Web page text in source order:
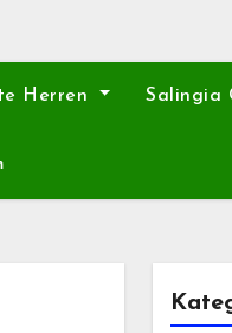
Herren Salingia